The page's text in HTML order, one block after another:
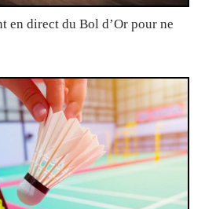
en direct du Bol d’Or pour ne